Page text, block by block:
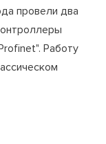
провели два
Работу